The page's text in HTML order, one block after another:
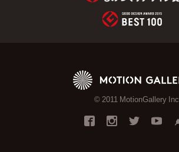
© 2011 MotionGallery Inc.